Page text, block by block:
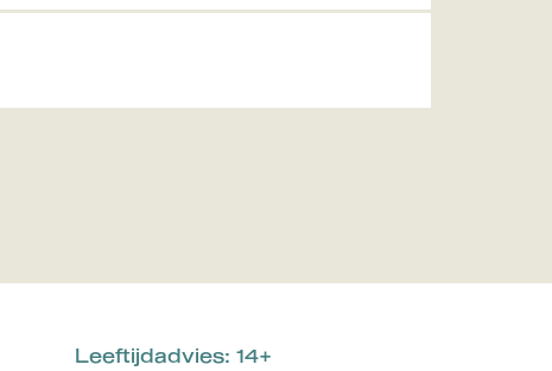
Leeftijdadvies: 14+